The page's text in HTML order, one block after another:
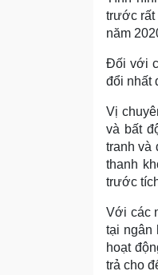
trước rất
năm
Đối với
đổi nhất
Vị
và bất
tranh và
thanh
trước
Với các
tại ngân
hoạt
trả cho